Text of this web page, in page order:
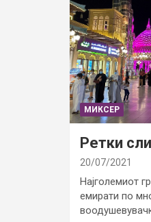
МИКСЕР
Ретки
20/07/2021
Најголемиот
емирати по